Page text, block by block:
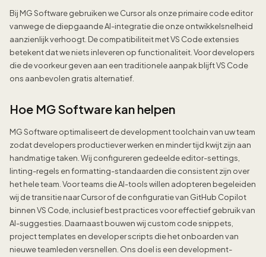
Bij MG Software gebruiken we Cursor als onze primaire code editor
vanwege de diepgaande AI-integratie die onze ontwikkelsnelheid
aanzienlijk verhoogt. De compatibiliteit met VS Code extensies
betekent dat we niets inleveren op functionaliteit. Voor developers
die de voorkeur geven aan een traditionele aanpak blijft VS Code
ons aanbevolen gratis alternatief.
Hoe MG Software kan helpen
MG Software optimaliseert de development toolchain van uw team
zodat developers productiever werken en minder tijd kwijt zijn aan
handmatige taken. Wij configureren gedeelde editor-settings,
linting-regels en formatting-standaarden die consistent zijn over
het hele team. Voor teams die AI-tools willen adopteren begeleiden
wij de transitie naar Cursor of de configuratie van GitHub Copilot
binnen VS Code, inclusief best practices voor effectief gebruik van
AI-suggesties. Daarnaast bouwen wij custom code snippets,
project templates en developer scripts die het onboarden van
nieuwe teamleden versnellen. Ons doel is een development-